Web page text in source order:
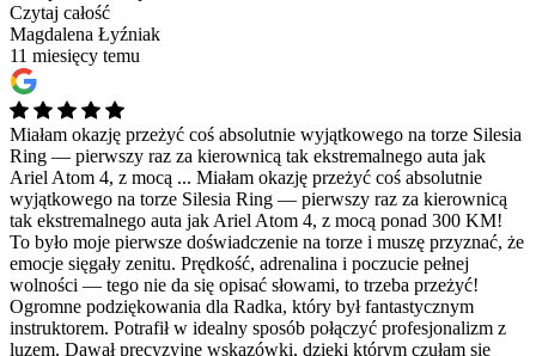
Czytaj całość
Magdalena Łyźniak
11 miesięcy temu
Miałam okazję przeżyć coś absolutnie wyjątkowego na torze Silesia
Ring — pierwszy raz za kierownicą tak ekstremalnego auta jak
Ariel Atom 4, z mocą ... Miałam okazję przeżyć coś absolutnie
wyjątkowego na torze Silesia Ring — pierwszy raz za kierownicą
tak ekstremalnego auta jak Ariel Atom 4, z mocą ponad 300 KM!
To było moje pierwsze doświadczenie na torze i muszę przyznać, że
emocje sięgały zenitu. Prędkość, adrenalina i poczucie pełnej
wolności — tego nie da się opisać słowami, to trzeba przeżyć!
Ogromne podziękowania dla Radka, który był fantastycznym
instruktorem. Potrafił w idealny sposób połączyć profesjonalizm z
luzem. Dawał precyzyjne wskazówki, dzięki którym czułam się